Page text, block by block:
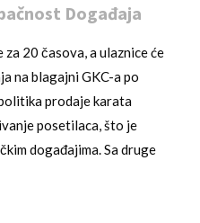
Događaja
20 časova, a ulaznice će
na blagajni GKC-a po
prodaje karata
posetilaca, što je
događajima. Sa druge